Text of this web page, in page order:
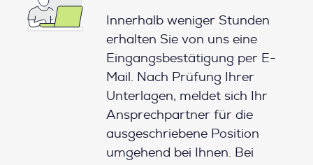
Innerhalb weniger Stunden
erhalten Sie von uns eine
Eingangsbestätigung per E-
Mail. Nach Prüfung Ihrer
Unterlagen, meldet sich Ihr
Ansprechpartner für die
ausgeschriebene Position
umgehend bei Ihnen. Bei